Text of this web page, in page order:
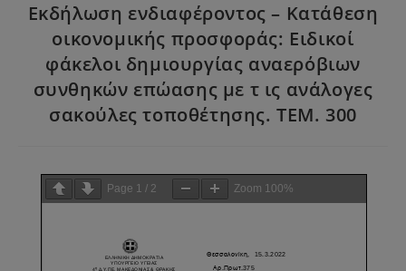
Εκδήλωση ενδιαφέροντος – Κατάθεση
οικονομικής προσφοράς: Ειδικοί
φάκελοι δημιουργίας αναερόβιων
συνθηκών επώασης με τ ις ανάλογες
σακούλες τοποθέτησης. ΤΕΜ. 300
Page 1 / 2 Zoom 100%